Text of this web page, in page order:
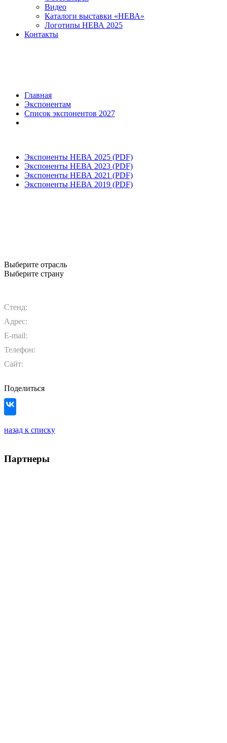
Видео
Каталоги выставки «НЕВА»
Логотипы НЕВА 2025
Контакты
Главная
Экспонентам
Список экспонентов 2027
Экспоненты НЕВА 2025 (PDF)
Экспоненты НЕВА 2023 (PDF)
Экспоненты НЕВА 2021 (PDF)
Экспоненты НЕВА 2019 (PDF)
Выберите отрасль
Выберите страну
Стенд:
Адрес:
E-mail:
Телефон:
Сайт:
Поделиться
назад к списку
Партнеры